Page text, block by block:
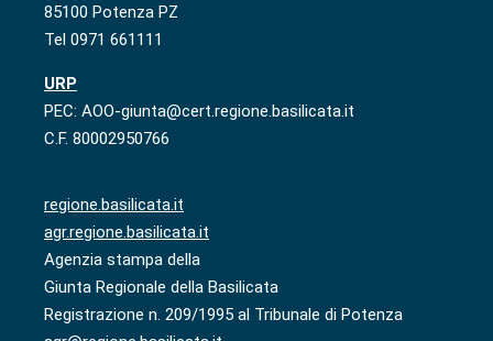
85100 Potenza PZ
Tel 0971 661111
URP
PEC: AOO-giunta@cert.regione.basilicata.it
C.F. 80002950766
regione.basilicata.it
agr.regione.basilicata.it
Agenzia stampa della
Giunta Regionale della Basilicata
Registrazione n. 209/1995 al Tribunale di Potenza